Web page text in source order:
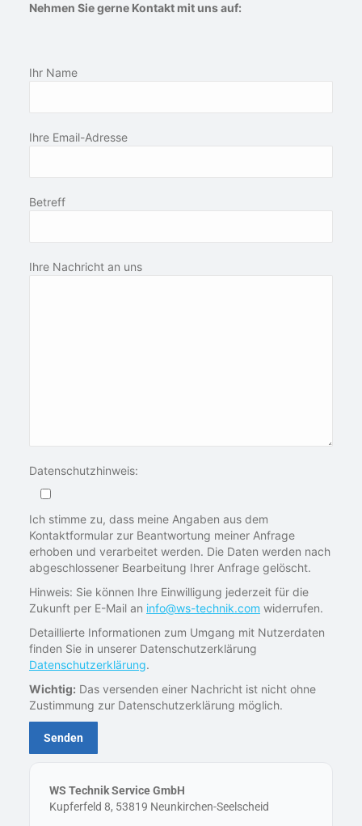
Nehmen Sie gerne Kontakt mit uns auf:
Ihr Name
Ihre Email-Adresse
Betreff
Ihre Nachricht an uns
Datenschutzhinweis:
Ich stimme zu, dass meine Angaben aus dem
Kontaktformular zur Beantwortung meiner Anfrage
erhoben und verarbeitet werden. Die Daten werden nach
abgeschlossener Bearbeitung Ihrer Anfrage gelöscht.
Hinweis: Sie können Ihre Einwilligung jederzeit für die
Zukunft per E-Mail an info@ws-technik.com widerrufen.
Detaillierte Informationen zum Umgang mit Nutzerdaten
finden Sie in unserer Datenschutzerklärung
Datenschutzerklärung.
Wichtig: Das versenden einer Nachricht ist nicht ohne
Zustimmung zur Datenschutzerklärung möglich.
WS Technik Service GmbH
Kupferfeld 8, 53819 Neunkirchen-Seelscheid